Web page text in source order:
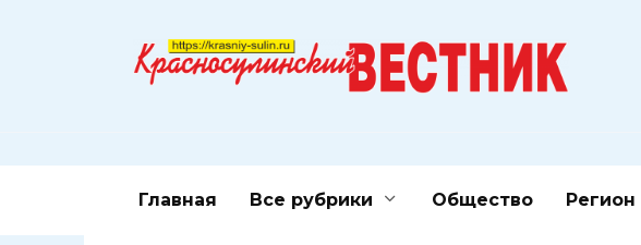
Главная Все рубрики Общество Регион